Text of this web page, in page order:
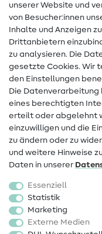
Hilfe & Kontakt
Kontakt
Infos zum
Widerrufsrecht
Beliebt
Stoffe
Sale
Schnittmuster
unserer Website und
von Besucher:innen
Inhalte und Anzeigen
Drittanbietern
zu analysieren. Die
gesetzte Cookies. Wir
den Einstellungen
Die Datenverarbeitung
eines berechtigten
erteilt oder abgelehnt
einzuwilligen und die
zu ändern oder zu
und weitere Hinweise
Daten in unserer
Essenziell
Statistik
Marketing
Externe Medien